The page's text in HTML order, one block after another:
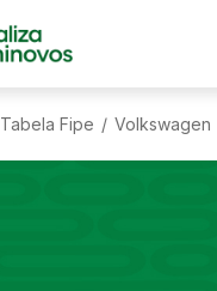
Tabela Fipe / Volkswagen